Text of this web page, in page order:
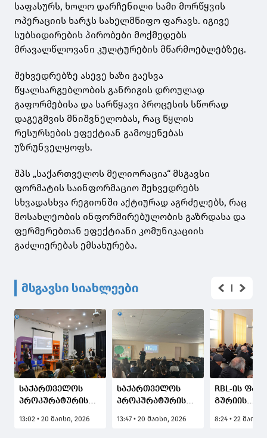
საფასურს, ხოლო დარჩენილი სამი მორწყვის
ოპერაციის ხარჯს სახელმწიფო ფარავს. იგივე
სუბსიდირების პირობები მოქმედებს
მრავალწლოვანი კულტურების მწარმოებლებზეც.
შეხვედრებზე ასევე ხაზი გაესვა
წყალსარგებლობის განრიგის დროულად
გაფორმებისა და სარწყავი პროცესის სწორად
დაგეგმვის მნიშვნელობას, რაც წყლის
რესურსების ეფექტიან გამოყენებას
უზრუნველყოფს.
შპს „საქართველოს მელიორაცია“ მსგავსი
ფორმატის საინფორმაციო შეხვედრებს
სხვადასხვა რეგიონში აქტიურად აგრძელებს, რაც
მოსახლეობის ინფორმირებულობის გაზრდასა და
ფერმერებთან ეფექტიანი კომუნიკაციის
გაძლიერებას ემსახურება.
მსგავსი სიახლეები
საქართველოს
პროკურატურის
13:02 • 20 მაისი, 2026
საქართველოს
პროკურატურის
13:47 • 20 მაისი, 2026
RBL-ის
გურიის
8:24 • 22 მაისი,